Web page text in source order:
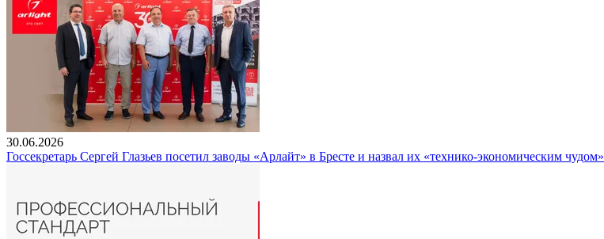
30.06.2026
Госсекретарь Сергей Глазьев посетил заводы «Арлайт» в Бресте и назвал их «технико-экономическим чудом»